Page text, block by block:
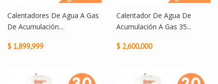
Calentadores De Agua A Gas
De Acumulación...
$ 1,899,999
Calentador De Agua De
Acumulación A Gas 35...
$ 2,600,000